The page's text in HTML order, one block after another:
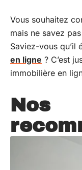
Vous souhaitez
mais ne savez
Saviez-vous qu’il
en ligne ? C’est
immobilière en
Nos